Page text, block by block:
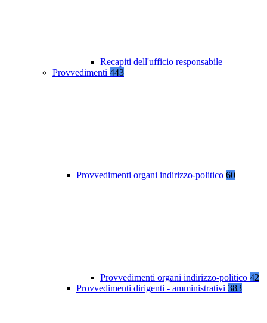
Recapiti dell'ufficio responsabile
Provvedimenti 443
Provvedimenti organi indirizzo-politico 60
Provvedimenti organi indirizzo-politico 42
Provvedimenti dirigenti - amministrativi 383